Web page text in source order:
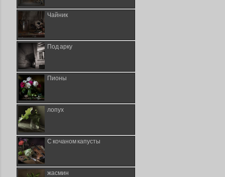
Чайник
Под арку
Пионы
лопух
С кочаном капусты
жасмин